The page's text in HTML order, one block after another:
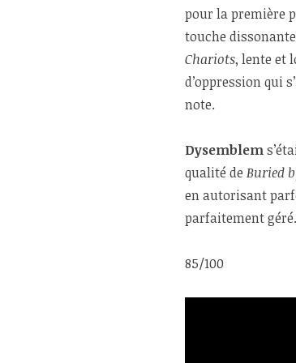
pour la première
touche
Chariots, lente et
d’oppression qui
note.
Dysemblem
qualité de Buried
en autorisant
parfaitement géré.
85/100